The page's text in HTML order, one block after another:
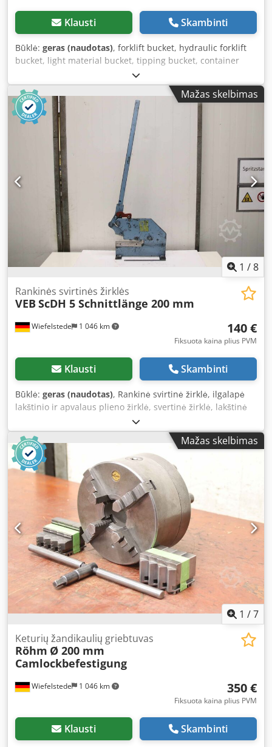
Klausti Skambinti
Būklė: geras (naudotas), forklift bucket, hydraulic forklift
bucket, light material bucket, tipping bucket, container
tipping device, forklift tines, forklift forks, fork tines
Djdpfxewn D Eye Aprekr -Forklift tines: 2 pieces/1 pair -
Length: 1800 mm -Cross-section: 200 x 60 mm -Mounting:
see photos -Transport dimensions: 2060/1080/H200 mm -
Total weight: 487 kg
Mažas skelbimas
1 /8
Wiefelstede 1 046 km
Rankinės svirtinės žirklės
VEB ScDH 5 Schnittlänge 200 mm
140 €
Fiksuota kaina plius PVM
Klausti Skambinti
Būklė: geras (naudotas), Rankinė svirtinė žirklė, ilgalapė
lakštinio ir apvalaus plieno žirklė, svertinė žirklė, lakštinė
žirklė, profilinė žirklė, rankinė svirtinė žirklė - Gamintojas:
VEB, rankinė svirtinė žirklė, tipas ScDH 5 - Pjovimo peilio
ilgis: 200 mm - Pjovimo galingumas: 5/7 mm -
Prispaudėjas: bepakopės reguliavimo galimybės Dkedpfx
Apox Ehlpsror - Matmenys: 470/120/H1270 mm - Svoris:
Mažas skelbimas
1 /7
Wiefelstede 1 046 km
Keturių žandikaulių griebtuvas
Röhm Ø 200 mm
Camlockbefestigung
350 €
Fiksuota kaina plius PVM
Klausti Skambinti